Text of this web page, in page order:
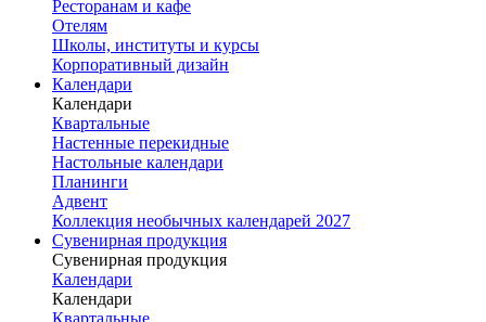
Ресторанам и кафе
Отелям
Школы, институты и курсы
Корпоративный дизайн
Календари
Календари
Квартальные
Настенные перекидные
Настольные календари
Планинги
Адвент
Коллекция необычных календарей 2027
Сувенирная продукция
Сувенирная продукция
Календари
Календари
Квартальные